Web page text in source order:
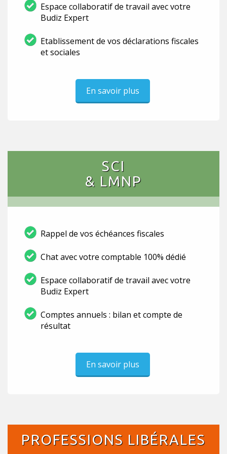
Espace collaboratif de travail avec votre
Budiz Expert
Etablissement de vos déclarations fiscales
et sociales
En savoir plus
SCI
& LMNP
Rappel de vos échéances fiscales
Chat avec votre comptable 100% dédié
Espace collaboratif de travail avec votre
Budiz Expert
Comptes annuels : bilan et compte de
résultat
En savoir plus
PROFESSIONS LIBÉRALES